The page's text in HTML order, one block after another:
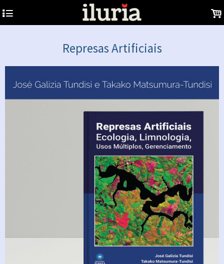
4 .
Represas Artificiais